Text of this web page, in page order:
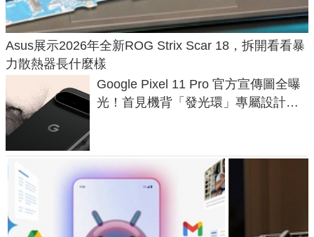
Asus展示2026年全新ROG Strix Scar 18，拆開看看暴
力散熱器長什麼樣
Google Pixel 11 Pro 官方宣傳圖全曝
光！首見機背「發光環」專屬設計、